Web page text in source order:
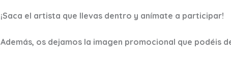
¡Saca el artista que llevas dentro y anímate a participar!
Además, os dejamos la imagen promocional que podéis